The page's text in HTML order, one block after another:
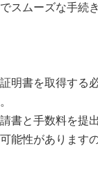
スムーズな手続
明書を取得する
書と手数料を提
能性があります